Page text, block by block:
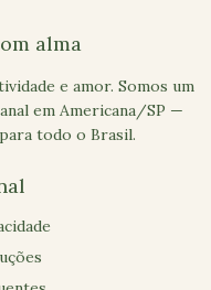
alma
e amor. Somos um
em Americana/SP —
todo o Brasil.